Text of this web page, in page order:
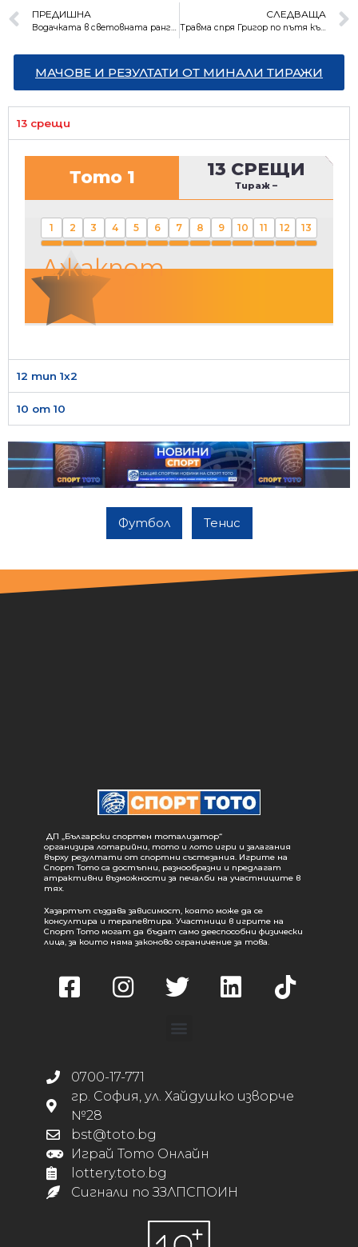
ПРЕДИШНА
Водачката в световната ранглиста достигна четвъртфинал в Австралия
СЛЕДВАЩА
Травма спря Григор по пътя към полуфинал в Австралия
МАЧОВЕ И РЕЗУЛТАТИ ОТ МИНАЛИ ТИРАЖИ
13 срещи
Тото 1 13 СРЕЩИ
Тираж –
1 2 3 4 5 6 7 8 9 10 11 12 13
Джакпот
12 тип 1х2
10 от 10
Футбол Тенис
ДП „Български спортен тотализатор“
организира лотарийни, тото и лото игри и залагания
върху резултати от спортни състезания. Игрите на
Спорт Тото са достъпни, разнообразни и предлагат
атрактивни възможности за печалби на участниците в
тях.
Хазартът създава зависимост, която може да се
консултира и терапевтира. Участници в игрите на
Спорт Тото могат да бъдат само дееспособни физически
лица, за които няма законово ограничение за това.
0700-17-771
гр. София, ул. Хайдушко изворче
№28
bst@toto.bg
Играй Тото Онлайн
lottery.toto.bg
Сигнали по ЗЗЛПСПОИН